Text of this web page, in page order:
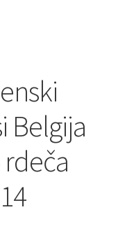
Belgija
rdeča